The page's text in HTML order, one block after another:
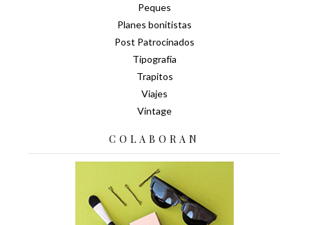
Peques
Planes bonitistas
Post Patrocinados
Tipografía
Trapitos
Viajes
Vintage
COLABORAN